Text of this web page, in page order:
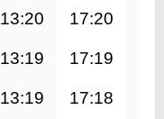
13:20 17:20
13:19 17:19
13:19 17:18